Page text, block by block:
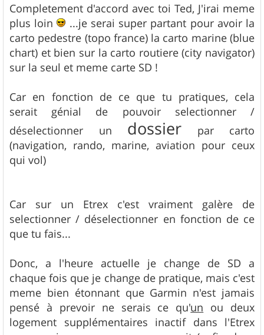
s
s
a
g
e
Completement d'accord avec toi Ted, J'irai meme
plus loin
...je serai super partant pour avoir la
carto pedestre (topo france) la carto marine (blue
chart) et bien sur la carto routiere (city navigator)
sur la seul et meme carte SD !
Car en fonction de ce que tu pratiques, cela
serait génial de pouvoir selectionner /
déselectionner un dossier par carto
(navigation, rando, marine, aviation pour ceux
qui vol)
Car sur un Etrex c'est vraiment galère de
selectionner / déselectionner en fonction de ce
que tu fais...
Donc, a l'heure actuelle je change de SD a
chaque fois que je change de pratique, mais c'est
meme bien étonnant que Garmin n'est jamais
pensé à prevoir ne serais ce qu'un ou deux
logement supplémentaires inactif dans l'Etrex